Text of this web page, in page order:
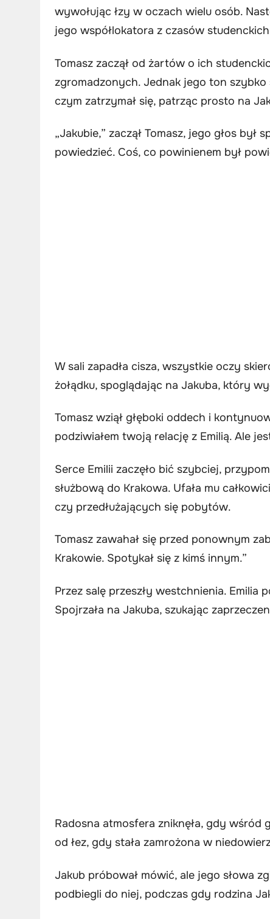
wywołując łzy w oczach wielu osób.
jego współlokatora z czasów
Tomasz zaczął od żartów o ich
zgromadzonych. Jednak jego ton szybko
czym zatrzymał się, patrząc prosto na
„Jakubie,” zaczął Tomasz, jego głos
powiedzieć. Coś, co powinienem był
W sali zapadła cisza, wszystkie oczy
żołądku, spoglądając na Jakuba, który
Tomasz wziął głęboki oddech i
podziwiałem twoją relację z Emilią. Ale
Serce Emilii zaczęło bić szybciej,
służbową do Krakowa. Ufała mu
czy przedłużających się pobytów.
Tomasz zawahał się przed ponownym
Krakowie. Spotykał się z kimś innym.”
Przez salę przeszły westchnienia. Emilia
Spojrzała na Jakuba, szukając
Radosna atmosfera zniknęła, gdy wśród
od łez, gdy stała zamrożona w
Jakub próbował mówić, ale jego słowa
podbiegli do niej, podczas gdy rodzina